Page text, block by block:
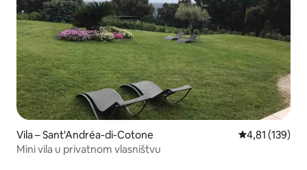
Vila – Sant'Andréa-di-Cotone Prosječna
4,81 (139)
Mini vila u privatnom vlasništvu